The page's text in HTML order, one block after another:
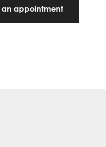
an appointment